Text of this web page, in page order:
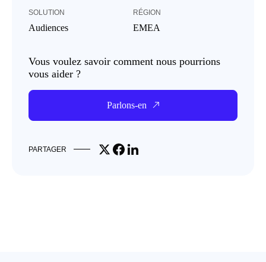
SOLUTION
Audiences
RÉGION
EMEA
Vous voulez savoir comment nous pourrions
vous aider ?
Parlons-en
PARTAGER Share on X
Share on Facebook
Share on LinkedIn